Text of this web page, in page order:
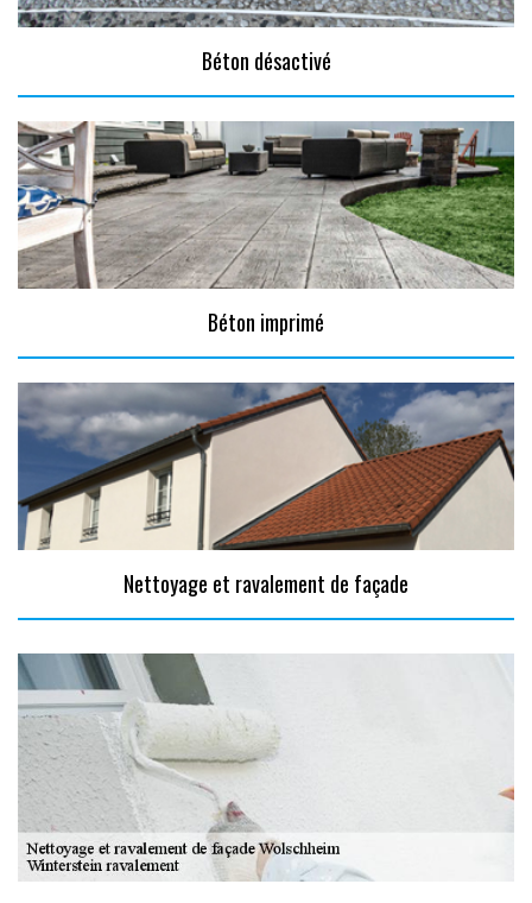
Béton désactivé
Béton imprimé
Nettoyage et ravalement de façade